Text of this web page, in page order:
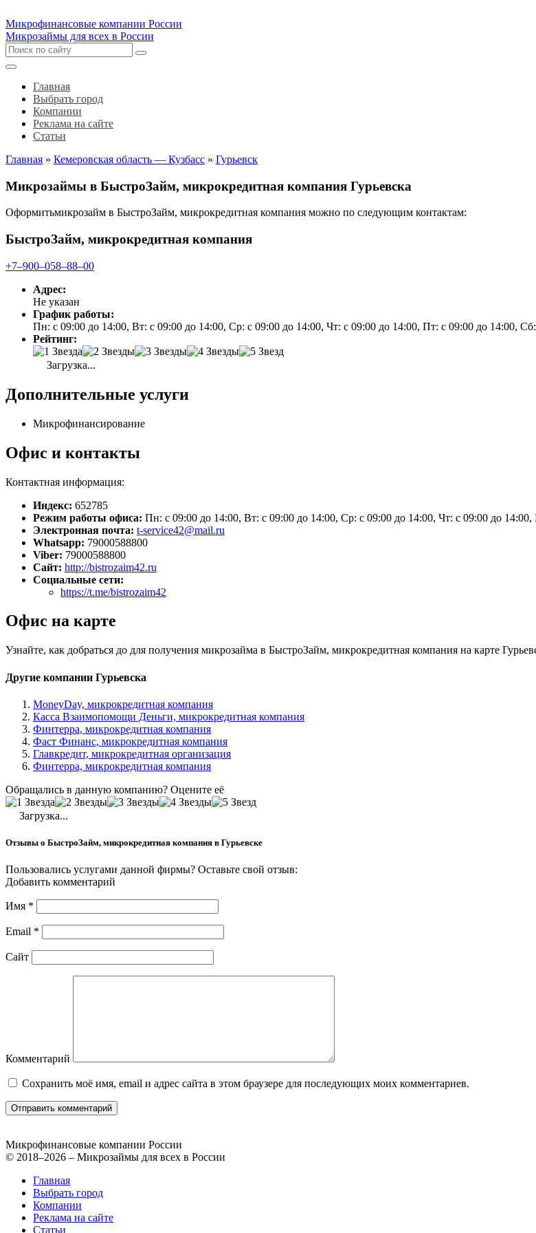
Микрофинансовые компании России
Микрозаймы для всех в России
Главная
Выбрать город
Компании
Реклама на сайте
Статьи
Главная » Кемеровская область — Кузбасс » Гурьевск
Микрозаймы в БыстроЗайм, микрокредитная компания Гурьевска
Оформитьмикрозайм в БыстроЗайм, микрокредитная компания можно по следующим контактам:
БыстроЗайм, микрокредитная компания
+7‒900‒058‒88‒00
Адрес:
Не указан
График работы:
Пн: с 09:00 до 14:00, Вт: с 09:00 до 14:00, Ср: с 09:00 до 14:00, Чт: с 09:00 до 14:00, Пт: с 09:00 до 14:00,
Рейтинг:
Загрузка...
Дополнительные услуги
Микрофинансирование
Офис и контакты
Контактная информация:
Индекс: 652785
Режим работы офиса: Пн: с 09:00 до 14:00, Вт: с 09:00 до 14:00, Ср: с 09:00 до 14:00, Чт: с 09:00 до
Электронная почта: t-service42@mail.ru
Whatsapp: 79000588800
Viber: 79000588800
Сайт: http://bistrozaim42.ru
Социальные сети:
https://t.me/bistrozaim42
Офис на карте
Узнайте, как добраться до для получения микрозайма в БыстроЗайм, микрокредитная компания на карте
Другие компании Гурьевска
MoneyDay, микрокредитная компания
Касса Взаимопомощи Деньги, микрокредитная компания
Финтерра, микрокредитная компания
Фаст Финанс, микрокредитная компания
Главкредит, микрокредитная организация
Финтерра, микрокредитная компания
Обращались в данную компанию? Оцените её
Загрузка...
Отзывы о БыстроЗайм, микрокредитная компания в Гурьевске
Пользовались услугами данной фирмы? Оставьте свой отзыв:
Добавить комментарий
Имя *
Email *
Сайт
Комментарий
Сохранить моё имя, email и адрес сайта в этом браузере для последующих моих комментариев.
Микрофинансовые компании России
© 2018–2026 – Микрозаймы для всех в России
Главная
Выбрать город
Компании
Реклама на сайте
Статьи